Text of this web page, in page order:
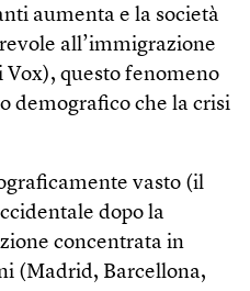
aumenta e la società
all’immigrazione
Vox), questo fenomeno
demografico che la crisi
vasto (il
dopo la
concentrata in
(Madrid, Barcellona,